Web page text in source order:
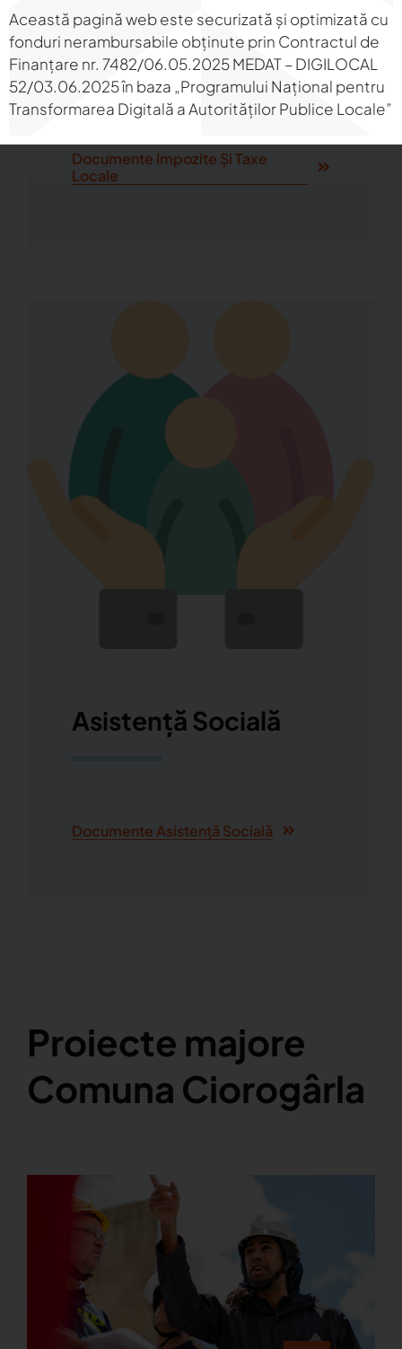
Impozite Și Taxe Locale
Documente Impozite Și Taxe
Locale
Asistență Socială
Documente Asistență Socială
Proiecte majore
Comuna Ciorogârla
Această pagină web este securizată și optimizată cu
fonduri nerambursabile obținute prin Contractul de
Finanțare nr. 7482/06.05.2025 MEDAT – DIGILOCAL
52/03.06.2025 în baza „Programului Național pentru
Transformarea Digitală a Autorităților Publice Locale”